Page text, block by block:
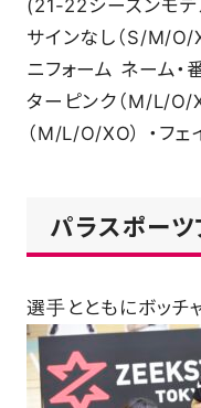
(21-22シーズンモデ
サインなし（S/M/O/
ニフォーム ネーム・
ターピンク（M/L/O/
（M/L/O/XO） ・フ
パラスポーツ
選手とともにボッチ